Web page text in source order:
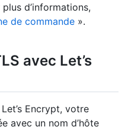
d’informations,
de commande ».
avec Let’s
Encrypt, votre
avec un nom d’hôte